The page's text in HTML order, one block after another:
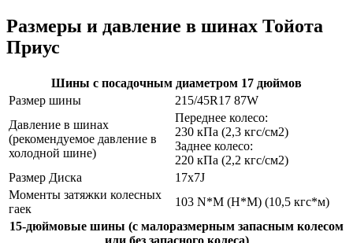
Размеры и давление в шинах Тойота
Приус
Шины с посадочным диаметром 17 дюймов
Размер шины
215/45R17 87W
Давление в шинах
(рекомендуемое давление в
холодной шине)
Переднее колесо:
230 кПа (2,3 кгс/см2)
Заднее колесо:
220 кПа (2,2 кгс/см2)
Размер Диска
17х7J
Моменты затяжки колесных
гаек
103 N*M (Н*М) (10,5 кгс*м)
15-дюймовые шины (с малоразмерным запасным колесом
или без запасного колеса)